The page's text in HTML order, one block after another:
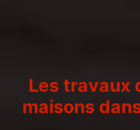
Les travaux
maisons